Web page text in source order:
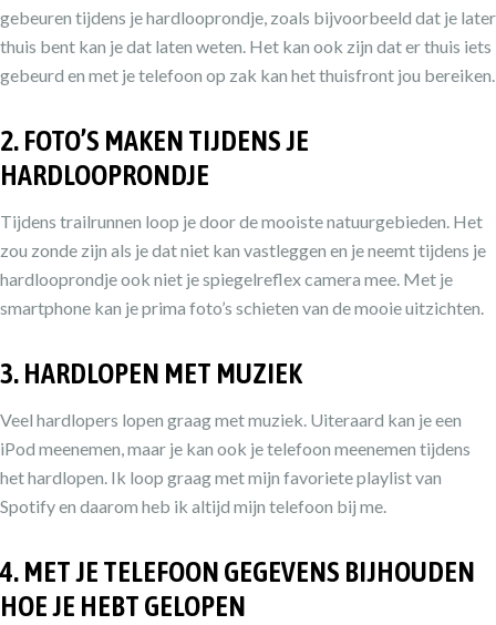
gebeuren tijdens je hardlooprondje, zoals bijvoorbeeld dat je later
thuis bent kan je dat laten weten. Het kan ook zijn dat er thuis iets
gebeurd en met je telefoon op zak kan het thuisfront jou bereiken.
2. FOTO’S MAKEN TIJDENS JE
HARDLOOPRONDJE
Tijdens trailrunnen loop je door de mooiste natuurgebieden. Het
zou zonde zijn als je dat niet kan vastleggen en je neemt tijdens je
hardlooprondje ook niet je spiegelreflex camera mee. Met je
smartphone kan je prima foto’s schieten van de mooie uitzichten.
3. HARDLOPEN MET MUZIEK
Veel hardlopers lopen graag met muziek. Uiteraard kan je een
iPod meenemen, maar je kan ook je telefoon meenemen tijdens
het hardlopen. Ik loop graag met mijn favoriete playlist van
Spotify en daarom heb ik altijd mijn telefoon bij me.
4. MET JE TELEFOON GEGEVENS BIJHOUDEN
HOE JE HEBT GELOPEN